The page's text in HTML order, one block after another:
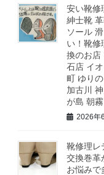
安い靴修
紳士靴
ソール
い！靴修
換のお店
石店 イ
町 ゆり
加古川
が島 朝
2026年
靴修理レ
交換巻革
お悩みで